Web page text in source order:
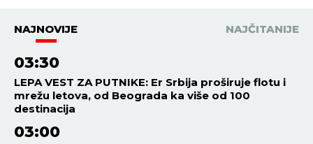
NAJNOVIJE NAJČITANIJE
03:30
LEPA VEST ZA PUTNIKE: Er Srbija proširuje flotu i
mrežu letova, od Beograda ka više od 100
destinacija
03:00